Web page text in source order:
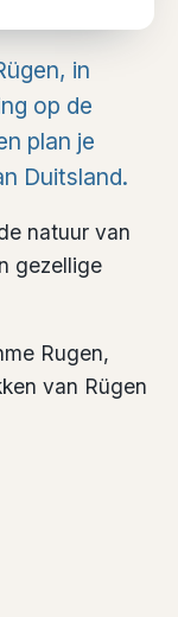
in
op de
plan je
Duitsland.
natuur van
gezellige
Rugen,
van Rügen